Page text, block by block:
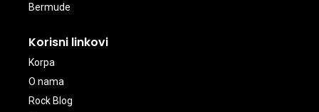
Bermude
Korisni linkovi
Korpa
O nama
Rock Blog